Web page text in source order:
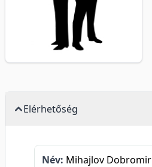
Elérhetőség
Név: Mihajlov Dobromir